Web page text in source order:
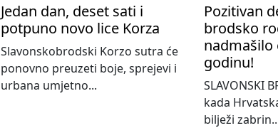
Jedan dan, deset sati i
potpuno novo lice Korza
Slavonskobrodski Korzo sutra će
ponovno preuzeti boje, sprejevi i
urbana umjetno...
Pozitivan
brodsko
nadmašilo
godinu!
SLAVONSKI
kada
bilježi